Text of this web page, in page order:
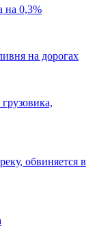
на 0,3%
на дорогах
обвиняется в